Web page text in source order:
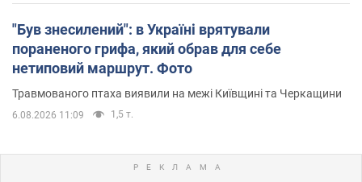
"Був знесилений": в Україні врятували
пораненого грифа, який обрав для себе
нетиповий маршрут. Фото
Травмованого птаха виявили на межі Київщині та Черкащини
6.08.2026 11:09 1,5 т.